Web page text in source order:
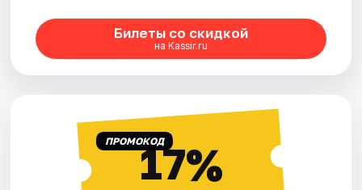
Билеты со скидкой
на Kassir.ru
ПРОМОКОД17%